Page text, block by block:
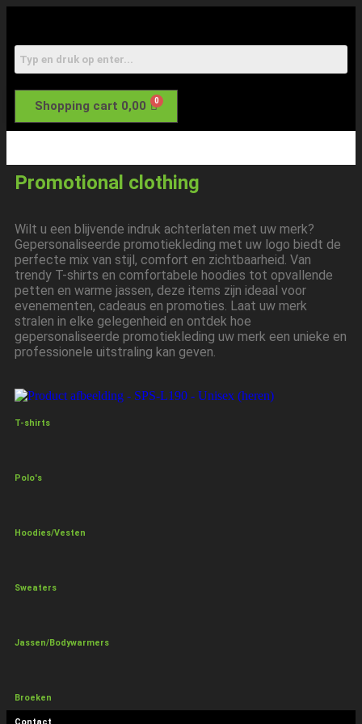
Shopping cart 0,00
Promotional clothing
Wilt u een blijvende indruk achterlaten met uw merk?
Gepersonaliseerde promotiekleding met uw logo biedt de
perfecte mix van stijl, comfort en zichtbaarheid. Van
trendy T-shirts en comfortabele hoodies tot opvallende
petten en warme jassen, deze items zijn ideaal voor
evenementen, cadeaus en promoties. Laat uw merk
stralen in elke gelegenheid en ontdek hoe
gepersonaliseerde promotiekleding uw merk een unieke en
professionele uitstraling kan geven.
T-shirts
Polo's
Hoodies/Vesten
Sweaters
Jassen/Bodywarmers
Broeken